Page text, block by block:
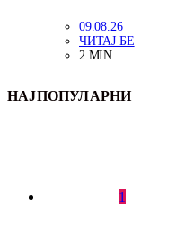
09.08.26
ЧИТАЈ БЕ
2 MIN
НАЈПОПУЛАРНИ
1